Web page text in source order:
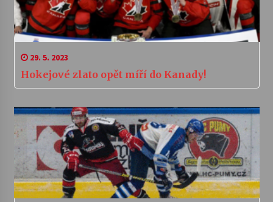
29. 5. 2023
Hokejové zlato opět míří do Kanady!